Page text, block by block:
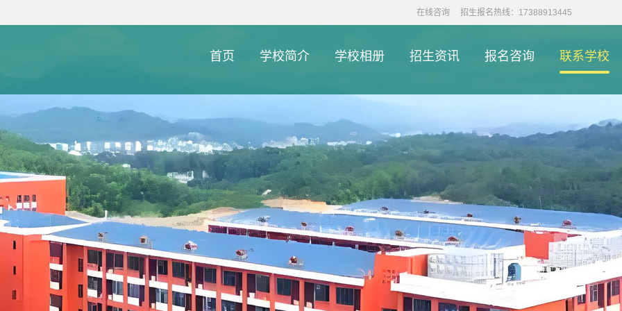
在线咨询 招生报名热线：17388913445
首页 学校简介 学校相册 招生资讯 报名咨询 联系学校